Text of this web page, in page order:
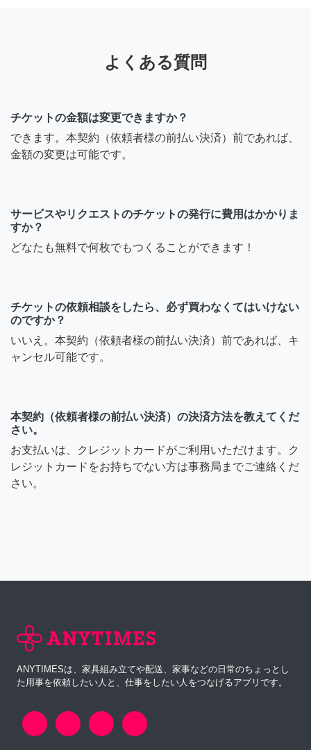
よくある質問
チケットの金額は変更できますか？
できます。本契約（依頼者様の前払い決済）前であれば、
金額の変更は可能です。
サービスやリクエストのチケットの発行に費用はかかりま
すか？
どなたも無料で何枚でもつくることができます！
チケットの依頼相談をしたら、必ず買わなくてはいけない
のですか？
いいえ。本契約（依頼者様の前払い決済）前であれば、キ
ャンセル可能です。
本契約（依頼者様の前払い決済）の決済方法を教えてくだ
さい。
お支払いは、クレジットカードがご利用いただけます。ク
レジットカードをお持ちでない方は事務局までご連絡くだ
さい。
ANYTIMESは、家具組み立てや配送、家事などの日常のちょっとし
た用事を依頼したい人と、仕事をしたい人をつなげるアプリです。